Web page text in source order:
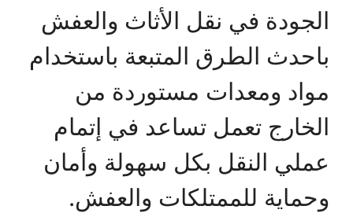
الجودة في نقل الأثاث والعفش
باحدث الطرق المتبعة باستخدام
مواد ومعدات مستوردة من
الخارج تعمل تساعد في إتمام
عملي النقل بكل سهولة وأمان
وحماية للممتلكات والعفش.